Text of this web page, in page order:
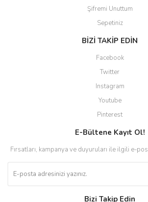
Şifremi Unuttum
Sepetiniz
BİZİ TAKİP EDİN
Facebook
Twitter
Instagram
Youtube
Pinterest
E-Bültene Kayıt Ol!
Fırsatları, kampanya ve duyuruları ile ilgili e-
Bizi Takip Edin